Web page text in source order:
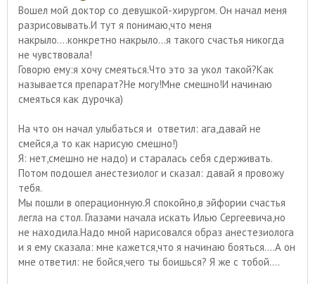
Вошел мой доктор со девушкой-хирургом. Он начал меня
разрисовывать.И тут я понимаю,что меня
накрыло....конкретно накрыло...я такого счастья никогда
не чувствовала!
Говорю ему:я хочу смеяться.Что это за укол такой?Как
называется препарат?Не могу!Мне смешно!И начинаю
смеяться как дурочка)
На что он начал улыбаться и ответил: ага,давай не
смейся,а то как нарисую смешно!)
Я: нет,смешно не надо) и старалась себя сдерживать.
Потом подошел анестезиолог и сказал: давай я провожу
тебя.
Мы пошли в операционную.Я спокойно,в эйфории счастья
легла на стол. Глазами начала искать Илью Сергеевича,но
не находила.Надо мной нарисовался образ анестезиолога
и я ему сказала: мне кажется,что я начинаю бояться....А он
мне ответил: не бойся,чего ты боишься? Я же с тобой....